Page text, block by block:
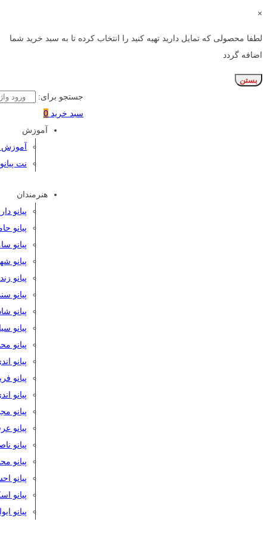
×
لطفا محصولی که تمایل دارید تهیه کنید را انتخاب کرده تا به سبد خرید شما
اضافه گردد
بستن
جستجو برای:
سبد خرید 0
آموزش
آموزش
نت پیانو
هنرمندان
پیانو
پیانو
پیانو
پیانو
پیانو
پیانو
پیانو
پیانو
پیانو
پیانو
پیانو
پیانو
پیانو
پیانو
پیانو
پیانو
پیانو
پیانو
پیانو